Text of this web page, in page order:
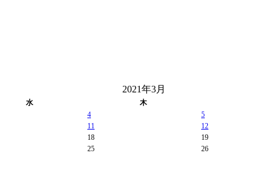
2021年3月
水 木
4 5
11 12
18 19
25 26